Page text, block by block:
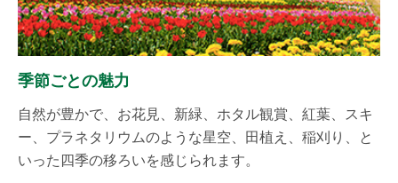
季節ごとの魅力
自然が豊かで、お花見、新緑、ホタル観賞、紅葉、スキ
ー、プラネタリウムのような星空、田植え、稲刈り、と
いった四季の移ろいを感じられます。